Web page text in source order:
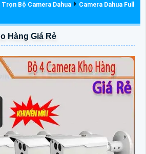
Trọn Bộ Camera Dahua
Camera Dahua Full
Hàng Giá Rẻ